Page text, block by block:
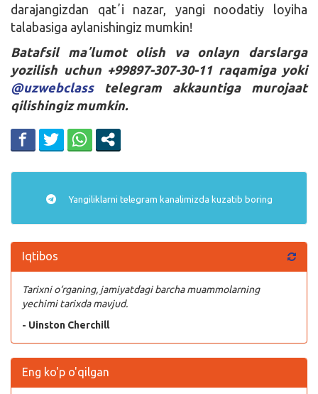
darajangizdan qatʼi nazar, yangi noodatiy loyiha
talabasiga aylanishingiz mumkin!
Batafsil maʼlumot olish va onlayn darslarga
yozilish uchun +99897-307-30-11 raqamiga yoki
@uzwebclasstelegram akkauntiga murojaat
qilishingiz mumkin.
Yangiliklarni telegram kanalimizda kuzatib boring
Iqtibos
Tarixni o‘rganing, jamiyatdagi barcha muammolarning
yechimi tarixda mavjud.
- Uinston Cherchill
Eng ko'p o'qilgan